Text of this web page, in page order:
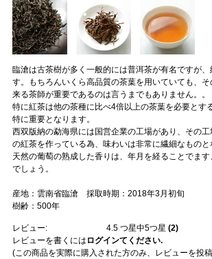
臨滄は古茶樹が多く一般的には普洱茶が有名ですが、
す。もちろんいくら高品質の茶葉を用いていても、
来る茶師が重要であるのは言うまでもありません。。
特に紅茶は他の茶種に比べ4倍以上の茶葉を必要とす
特に重要となります。
西双版納の勐海県には国営企業の工場があり、その
の紅茶を作っている為、味わいは非常に繊細なものと
天然の葡萄の熟成した香りは、年月を経ることでます
でしょう。
産地：雲南省臨滄 採取時期：2018年3月初旬
樹齢：500年
レビュー: 4.5つ星中5つ星 (2)
レビューを書くには ログインてください.
(この商品を実際に購入された方のみ、レビューを投